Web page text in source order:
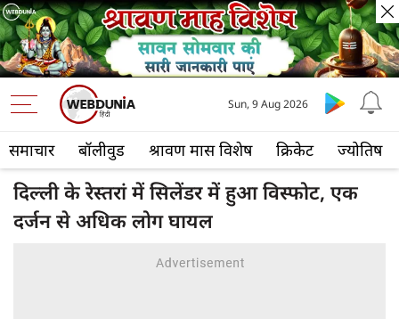
समाचार बॉलीवुड श्रावण मास विशेष क्रिकेट ज्योतिष
Sun, 9 Aug 2026
दिल्ली के रेस्तरां में सिलेंडर में हुआ विस्फोट, एक
दर्जन से अधिक लोग घायल